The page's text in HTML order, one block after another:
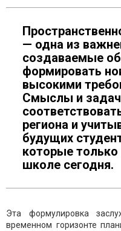
— одна из
создаваемые
формировать
высокими
Смыслы и
региона и
будущих
которые только
школе сегодня.
Эта формулировка
временном горизонте